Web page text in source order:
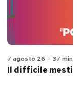
7 agosto 26 - 37 min
Il difficile